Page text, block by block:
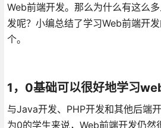
Web前端开发。那么为什么有这么
发呢？小编总结了学习Web前端开
个。
1，0基础可以很好地学习
与Java开发、PHP开发和其他后端
为0的学生来说，Web前端开发仍然